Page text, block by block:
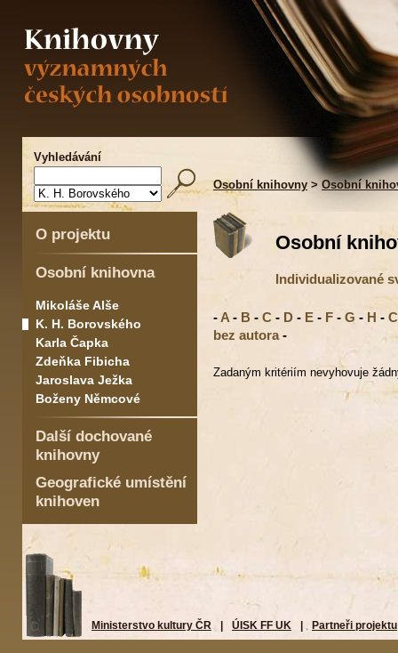
Vyhledávání
Osobní knihovny > Osobní
O projektu
Osobní knihovna
Mikoláše Alše
K. H. Borovského
Karla Čapka
Zdeňka Fibicha
Jaroslava Ježka
Boženy Němcové
Další dochované
knihovny
Geografické umístění
knihoven
Osobní
Individualizované
- A - B - C - D - E - F - G - H -
bez autora -
Zadaným kritériím nevyhovuje
Ministerstvo kultury ČR ÚISK FF UK Partneři projektu